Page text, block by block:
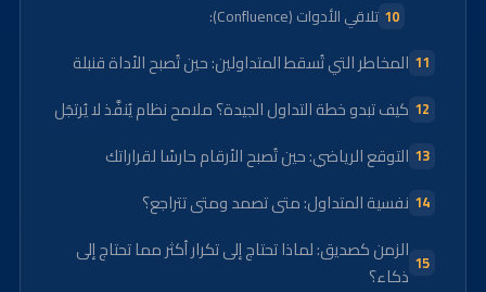
تلاقي الأدوات (Confluence):
المخاطر التي تُسقط المتداولين: حين تُصبح الأداة قنبلة
كيف تبدو خطة التداول الجيدة؟ ملامح نظام يُنفَّذ لا يُرتجَل
التوقع الرياضي: حين تُصبح الأرقام حارسًا لقراراتك
نفسية المتداول: متى تصمد ومتى تتراجع؟
الزمن كصديق: لماذا تحتاج إلى تكرار أكثر مما تحتاج إلى
ذكاء؟